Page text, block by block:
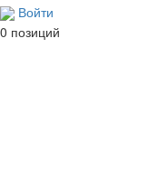
Войти
0 позиций